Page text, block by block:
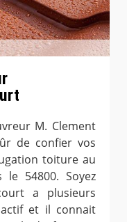
M. Clement
de confier vos
toiture au
le 54800. Soyez
a plusieurs
actif et il connait